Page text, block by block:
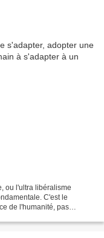
ou l'ultra libéralisme
C'est le
de l'humanité, pas